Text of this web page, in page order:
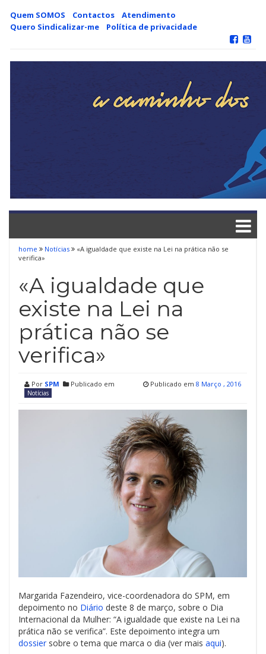
Skip
content
Quem SOMOS Contactos
Atendimento
Quero Sindicalizar-me
Política de privacidade
home Notícias
«A igualdade que existe na Lei na prática não se
verifica»
«A igualdade que
existe na Lei na
prática não se
verifica»
Por SPM Publicado em
Notícias
Publicado em 8 Março , 2016
Margarida Fazendeiro, vice-coordenadora do SPM, em
depoimento no Diário deste 8 de março, sobre o Dia
Internacional da Mulher: “A igualdade que existe na Lei na
prática não se verifica”. Este depoimento integra um
dossiersobre o tema que marca o dia (ver mais aqui).